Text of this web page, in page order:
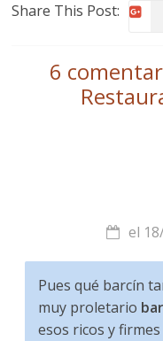
Share This Post:
6
el
Pues qué barcín
muy proletario
esos ricos y